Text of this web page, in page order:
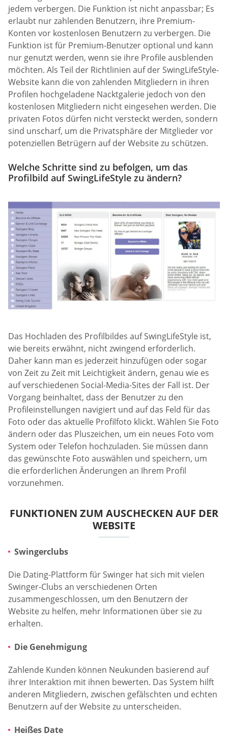
jedem verbergen. Die Funktion ist nicht anpassbar; Es
erlaubt nur zahlenden Benutzern, ihre Premium-
Konten vor kostenlosen Benutzern zu verbergen. Die
Funktion ist für Premium-Benutzer optional und kann
nur genutzt werden, wenn sie ihre Profile ausblenden
möchten. Als Teil der Richtlinien auf der SwingLifeStyle-
Website kann die von zahlenden Mitgliedern in ihren
Profilen hochgeladene Nacktgalerie jedoch von den
kostenlosen Mitgliedern nicht eingesehen werden. Die
privaten Fotos dürfen nicht versteckt werden, sondern
sind unscharf, um die Privatsphäre der Mitglieder vor
potenziellen Betrügern auf der Website zu schützen.
Welche Schritte sind zu befolgen, um das
Profilbild auf SwingLifeStyle zu ändern?
Das Hochladen des Profilbildes auf SwingLifeStyle ist,
wie bereits erwähnt, nicht zwingend erforderlich.
Daher kann man es jederzeit hinzufügen oder sogar
von Zeit zu Zeit mit Leichtigkeit ändern, genau wie es
auf verschiedenen Social-Media-Sites der Fall ist. Der
Vorgang beinhaltet, dass der Benutzer zu den
Profileinstellungen navigiert und auf das Feld für das
Foto oder das aktuelle Profilfoto klickt. Wählen Sie Foto
ändern oder das Pluszeichen, um ein neues Foto vom
System oder Telefon hochzuladen. Sie müssen dann
das gewünschte Foto auswählen und speichern, um
die erforderlichen Änderungen an Ihrem Profil
vorzunehmen.
FUNKTIONEN ZUM AUSCHECKEN AUF DER
WEBSITE
Swingerclubs
Die Dating-Plattform für Swinger hat sich mit vielen
Swinger-Clubs an verschiedenen Orten
zusammengeschlossen, um den Benutzern der
Website zu helfen, mehr Informationen über sie zu
erhalten.
Die Genehmigung
Zahlende Kunden können Neukunden basierend auf
ihrer Interaktion mit ihnen bewerten. Das System hilft
anderen Mitgliedern, zwischen gefälschten und echten
Benutzern auf der Website zu unterscheiden.
Heißes Date